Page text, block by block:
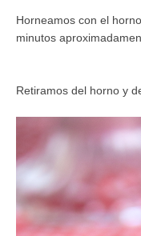
Horneamos con el
minutos
Retiramos del horno y